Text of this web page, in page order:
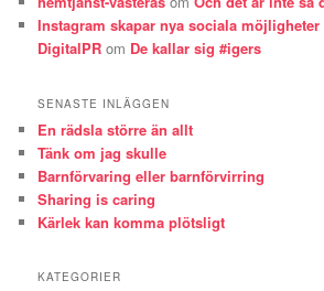
Instagram skapar nya sociala möjligheter
DigitalPR om De kallar sig #igers
SENASTE INLÄGGEN
En rädsla större än allt
Tänk om jag skulle
Barnförvaring eller barnförvirring
Sharing is caring
Kärlek kan komma plötsligt
KATEGORIER